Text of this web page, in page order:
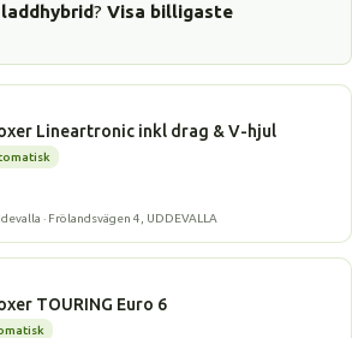
? Visa billigaste
Lineartronic inkl drag & V-hjul
· Frölandsvägen 4, UDDEVALLA
TOURING Euro 6